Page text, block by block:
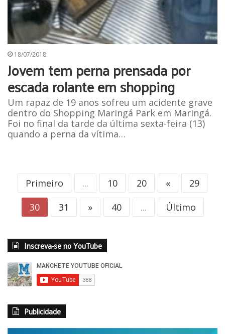
18/07/2018
Jovem tem perna prensada por
escada rolante em shopping
Um rapaz de 19 anos sofreu um acidente grave
dentro do Shopping Maringá Park em Maringá.
Foi no final da tarde da última sexta-feira (13)
quando a perna da vítima…
Primeiro ... 10 20 «
29
30
31 » 40 ... Último
Inscreva-se no YouTube
Publicidade